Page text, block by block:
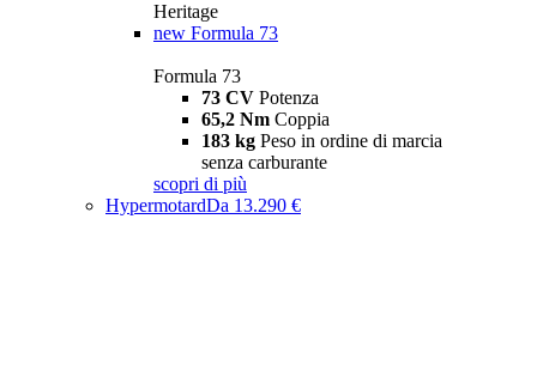
Heritage
new Formula 73
Formula 73
73 CV Potenza
65,2 Nm Coppia
183 kg Peso in ordine di marcia
senza carburante
scopri di più
HypermotardDa 13.290 €